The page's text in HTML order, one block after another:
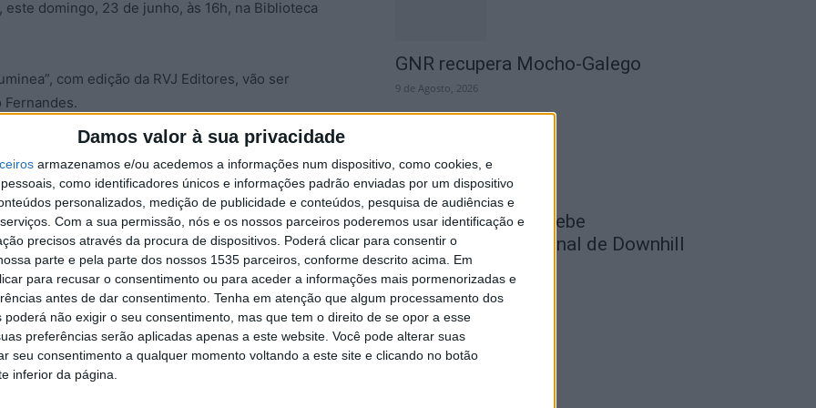
Damos valor à sua privacidade
armazenamos e/ou acedemos a informações num dispositivo, como cookies, e
como identificadores únicos e informações padrão enviadas por um dispositivo
personalizados, medição de publicidade e conteúdos, pesquisa de audiências e
Com a sua permissão, nós e os nossos parceiros poderemos usar identificação e
precisos através da procura de dispositivos. Poderá clicar para consentir o
parte e pela parte dos nossos 1535 parceiros, conforme descrito acima. Em
para recusar o consentimento ou para aceder a informações mais pormenorizadas e
antes de dar consentimento. Tenha em atenção que algum processamento dos
poderá não exigir o seu consentimento, mas que tem o direito de se opor a esse
preferências serão aplicadas apenas a este website. Você pode alterar suas
seu consentimento a qualquer momento voltando a este site e clicando no botão
inferior da página.
domingo, 23 de junho, às 16h, na Biblioteca
com edição da RVJ Editores, vão ser
é ilustrado com desenhos de Álvaro Siza Vieira. Já
portuguesa/braile. Na ocasião será inaugurada
Siza Vieira que ilustram a obra e das serigrafias
GNR recupera Mocho-Galego
9 de Agosto, 2026
Castelo Branco recebe
Campeonato Nacional de Downhill
Urbano 2026
8 de Agosto, 2026